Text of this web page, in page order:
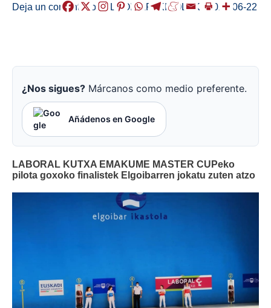
Deja un comentario /ELGOIBAR,KIROLAK /2020-06-22
¿Nos sigues? Márcanos como medio preferente.
Añádenos en Google
LABORAL KUTXA EMAKUME MASTER CUPeko
pilota goxoko finalistek Elgoibarren jokatu zuten atzo